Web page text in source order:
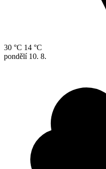
30 °C 14 °C
pondělí 10. 8.